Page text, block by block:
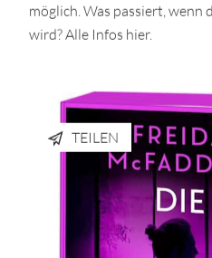
möglich. Was passiert, wenn
wird? Alle Infos hier.
TEILEN